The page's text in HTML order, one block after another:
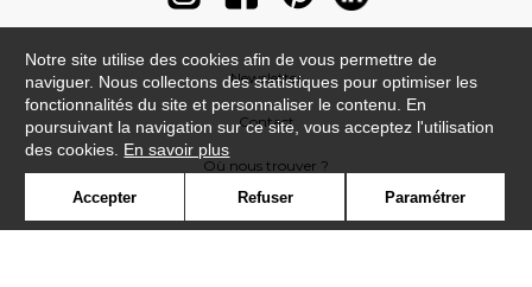
Newsletter
Contact
Où nous trouver ?
Notre site utilise des cookies afin de vous permettre de
naviguer. Nous collectons des statistiques pour optimiser les
fonctionnalités du site et personnaliser le contenu. En
poursuivant la navigation sur ce site, vous acceptez l'utilisation
des cookies. En savoir plus
Accepter Refuser Paramétrer